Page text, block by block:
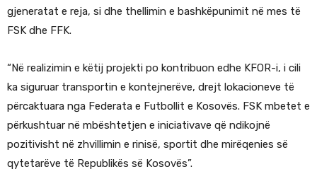
gjeneratat e reja, si dhe thellimin e bashkëpunimit në mes të
FSK dhe FFK.
“Në realizimin e këtij projekti po kontribuon edhe KFOR-i, i cili
ka siguruar transportin e kontejnerëve, drejt lokacioneve të
përcaktuara nga Federata e Futbollit e Kosovës. FSK mbetet e
përkushtuar në mbështetjen e iniciativave që ndikojnë
pozitivisht në zhvillimin e rinisë, sportit dhe mirëqenies së
qytetarëve të Republikës së Kosovës”.